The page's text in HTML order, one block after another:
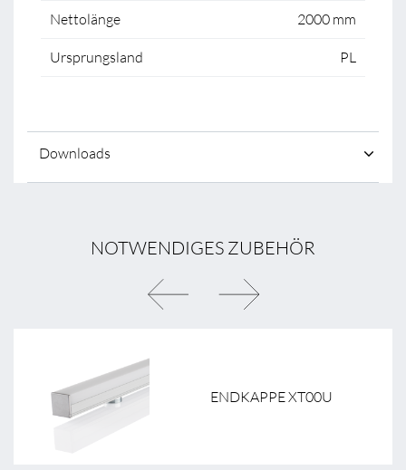
Nettolänge 2000 mm
Ursprungsland PL
Downloads
NOTWENDIGES ZUBEHÖR
ENDKAPPE XT00U